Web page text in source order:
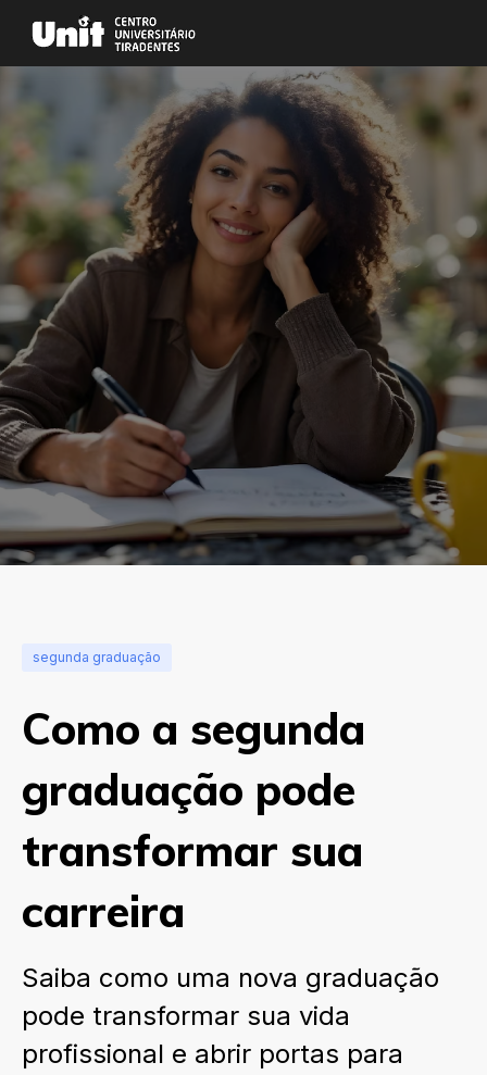
segunda graduação
Como a segunda
graduação pode
transformar sua
carreira
Saiba como uma nova graduação
pode transformar sua vida
profissional e abrir portas para